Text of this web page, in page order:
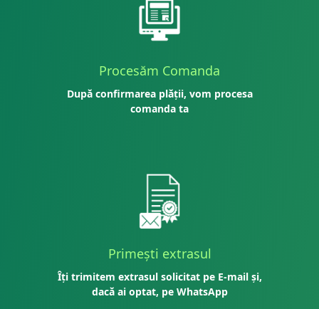
Procesăm Comanda
După confirmarea plății, vom procesa
comanda ta
Primești extrasul
Îți trimitem extrasul solicitat pe E-mail și,
dacă ai optat, pe WhatsApp